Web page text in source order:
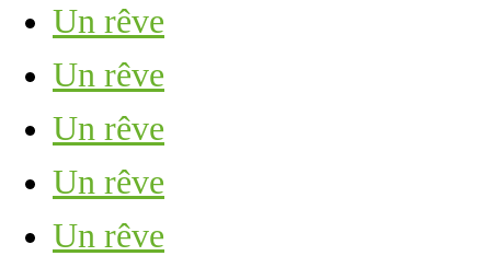
Un rêve
Un rêve
Un rêve
Un rêve
Un rêve